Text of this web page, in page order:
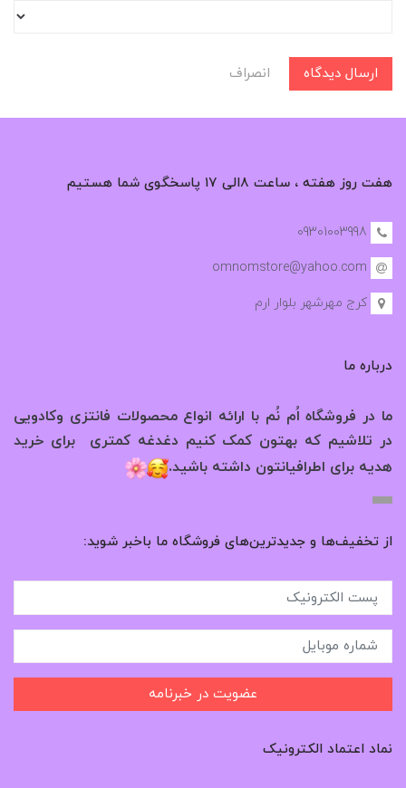
ارسال دیدگاه انصراف
هفت روز هفته ، ساعت ۸الی ۱۷ پاسخگوی شما هستیم
09301003998
omnomstore@yahoo.com
کرج مهرشهر بلوار ارم
درباره ما
ما در فروشگاه اُم نُم با ارائه انواع محصولات فانتزی وکادویی
در تلاشیم که بهتون کمک کنیم دغدغه کمتری برای خرید
هدیه برای اطرافیانتون داشته باشید.
از تخفیف‌ها و جدیدترین‌های فروشگاه ما باخبر شوید:
عضویت در خبرنامه
نماد اعتماد الکترونیک